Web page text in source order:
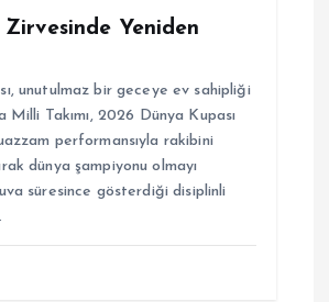
Zirvesinde Yeniden
unutulmaz bir geceye ev sahipliği
Milli Takımı, 2026 Dünya Kupası
performansıyla rakibini
dünya şampiyonu olmayı
süresince gösterdiği disiplinli